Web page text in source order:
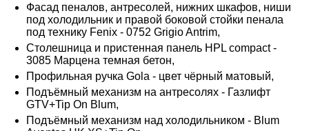
Фасад пеналов, антресолей, нижних шкафов, ниши
под холодильник и правой боковой стойки пенала
под технику Fenix - 0752 Grigio Antrim,
Столешница и пристенная панель HPL compact -
3085 Марцена темная бетон,
Профильная ручка Gola - цвет чёрный матовый,
Подъёмный механизм на антресолях - Газлифт
GTV+Tip On Blum,
Подъёмный механизм над холодильником - Blum